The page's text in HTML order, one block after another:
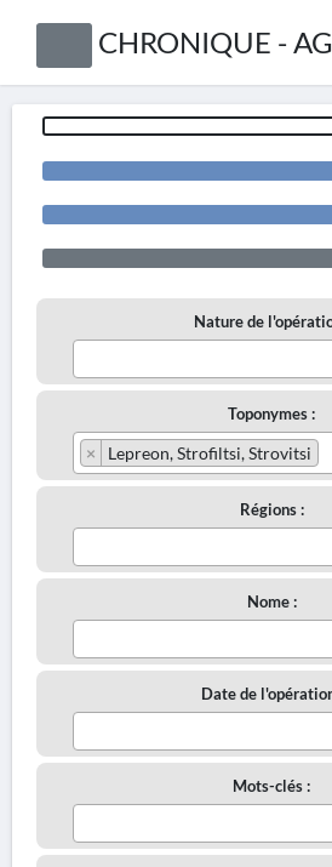
CHRONIQUE -
Nature de
Toponymes :
× Lepreon, Strofiltsi, Strovitsi
Régions :
Nome :
Date de
Mots-clés :